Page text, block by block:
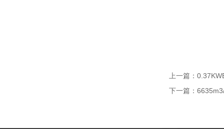
上一篇：
下一篇：